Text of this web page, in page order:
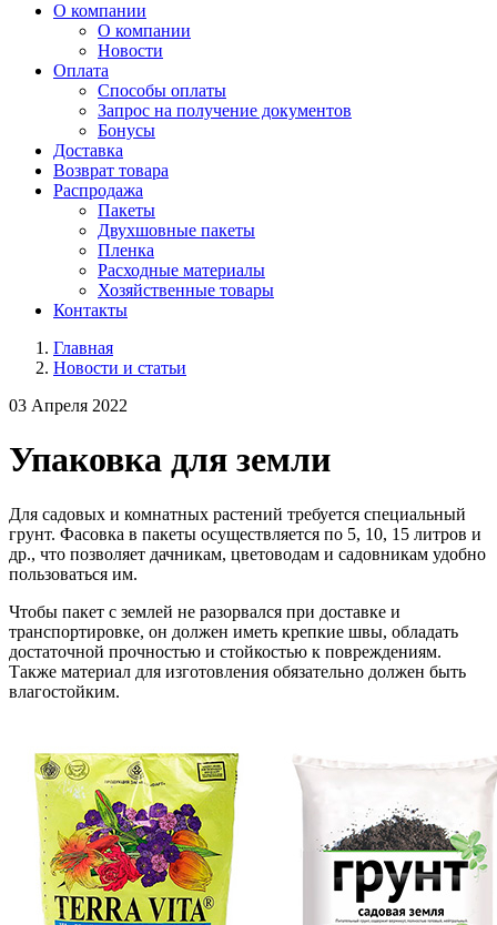
О компании
О компании
Новости
Оплата
Способы оплаты
Запрос на получение документов
Бонусы
Доставка
Возврат товара
Распродажа
Пакеты
Двухшовные пакеты
Пленка
Расходные материалы
Хозяйственные товары
Контакты
Главная
Новости и статьи
03 Апреля 2022
Упаковка для земли
Для садовых и комнатных растений требуется специальный
грунт. Фасовка в пакеты осуществляется по 5, 10, 15 литров и
др., что позволяет дачникам, цветоводам и садовникам удобно
пользоваться им.
Чтобы пакет с землей не разорвался при доставке и
транспортировке, он должен иметь крепкие швы, обладать
достаточной прочностью и стойкостью к повреждениям.
Также материал для изготовления обязательно должен быть
влагостойким.